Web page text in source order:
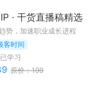
· 干货直播稿精选
势，加速职业成长进程
客时间
学习
原价：199